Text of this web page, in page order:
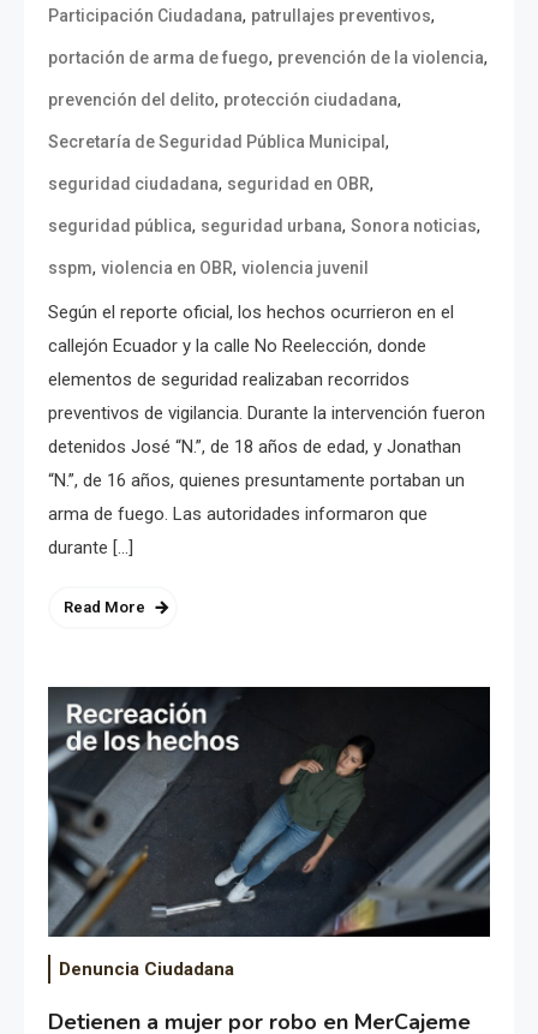
Participación Ciudadana, patrullajes preventivos,
portación de arma de fuego, prevención de la violencia,
prevención del delito, protección ciudadana,
Secretaría de Seguridad Pública Municipal ,
seguridad ciudadana, seguridad en OBR,
seguridad pública, seguridad urbana, Sonora noticias,
sspm, violencia en OBR, violencia juvenil
Según el reporte oficial, los hechos ocurrieron en el
callejón Ecuador y la calle No Reelección, donde
elementos de seguridad realizaban recorridos
preventivos de vigilancia. Durante la intervención fueron
detenidos José “N.”, de 18 años de edad, y Jonathan
“N.”, de 16 años, quienes presuntamente portaban un
arma de fuego. Las autoridades informaron que
durante […]
Read More
Denuncia Ciudadana
Detienen a mujer por robo en MerCajeme